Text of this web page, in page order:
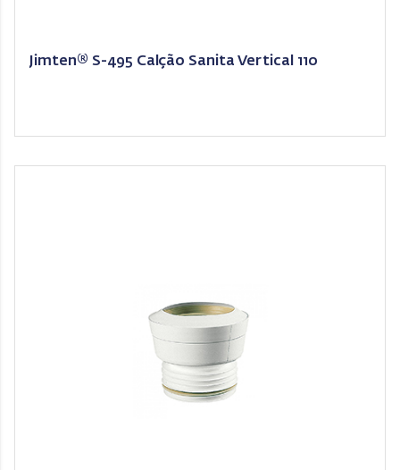
Jimten® S-495 Calção Sanita Vertical 110